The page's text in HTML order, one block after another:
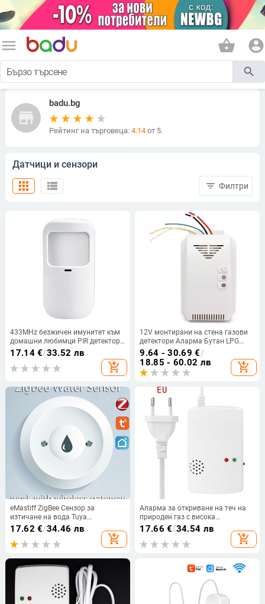
menu shopping_basket account_circle
search
store
badu.bg
Рейтинг на търговеца: 4.14от 5.
Датчици и сензори
view_list
apps filter_list Филтри
433MHz безжичен имунитет към
домашни любимци PIR детектор
за движение, 15 кг имунитет към
домашни любимци EV1527 код
Аларма за интелигентен дом за
17.14€/33.52 лв
add_shopping_cart
12V монтирани на стена газови
детектори Аларма Бутан LPG
Сензор Звук Светлина
Предупреждение Пропан за
защита на домакинството
Спалня Алармена система
9.64 - 30.69 €/
18.85 - 60.02 лв
add_shopping_cart
eMastiff ZigBee Сензор за
изтичане на вода Tuya
Интелигентен дом Детектор за
нивото на водата Smart Life App
Сигурност Защита срещу течове
17.62 €/34.46 лв
add_shopping_cart
Аларма за откриване на теч на
природен газ с висока
чувствителност за кухня
17.66 €/34.54 лв
add_shopping_cart